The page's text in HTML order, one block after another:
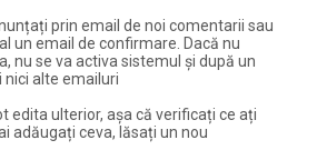
prin email de noi comentarii sau
un email de confirmare. Dacă nu
nu se va activa sistemul și după un
alte emailuri
edita ulterior, așa că verificați ce ați
adăugați ceva, lăsați un nou